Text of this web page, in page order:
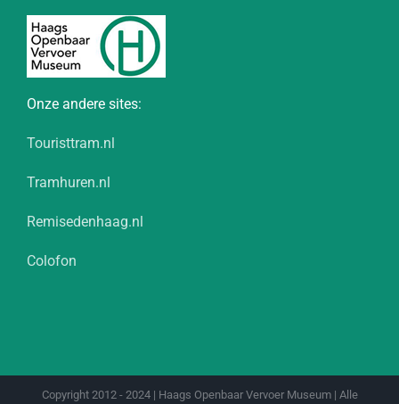
Onze andere sites:
Touristtram.nl
Tramhuren.nl
Remisedenhaag.nl
Colofon
Copyright 2012 - 2024 | Haags Openbaar Vervoer Museum | Alle